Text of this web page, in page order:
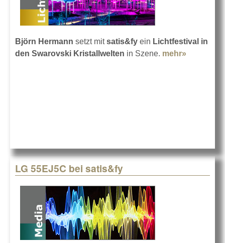
Björn Hermann setzt mitsatis&fy ein Lichtfestival in
den Swarovski Kristallwelten in Szene. mehr»
LG 55EJ5C bei satis&fy